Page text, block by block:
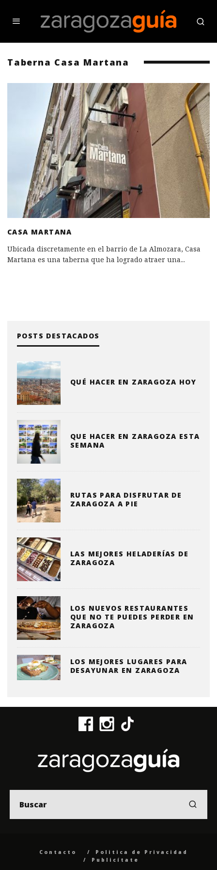
Taberna Casa Martana
CASA MARTANA
Ubicada discretamente en el barrio de La Almozara, Casa
Martana es una taberna que ha logrado atraer una...
POSTS DESTACADOS
QUÉ HACER EN ZARAGOZA HOY
QUE HACER EN ZARAGOZA ESTA
SEMANA
RUTAS PARA DISFRUTAR DE
ZARAGOZA A PIE
LAS MEJORES HELADERÍAS DE
ZARAGOZA
LOS NUEVOS RESTAURANTES
QUE NO TE PUEDES PERDER EN
ZARAGOZA
LOS MEJORES LUGARES PARA
DESAYUNAR EN ZARAGOZA
Contacto
Politica de Privacidad
Publicítate